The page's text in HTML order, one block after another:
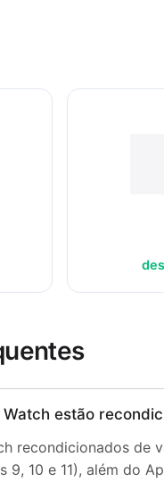
estão
recondicionados de
9, 10 e 11), além do